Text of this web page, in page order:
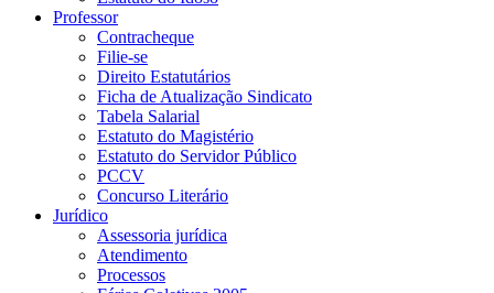
Professor
Contracheque
Filie-se
Direito Estatutários
Ficha de Atualização Sindicato
Tabela Salarial
Estatuto do Magistério
Estatuto do Servidor Público
PCCV
Concurso Literário
Jurídico
Assessoria jurídica
Atendimento
Processos